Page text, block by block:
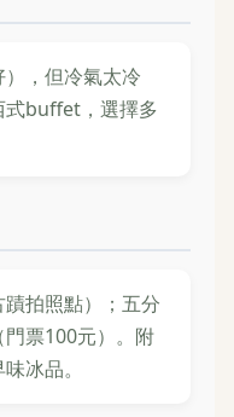
，但冷氣太冷
式buffet，選擇多
拍照點）；五分
票100元）。附
冰品。